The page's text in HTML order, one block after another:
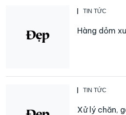
TIN TỨC
Hàng dỏm
TIN TỨC
Xử lý chăn,